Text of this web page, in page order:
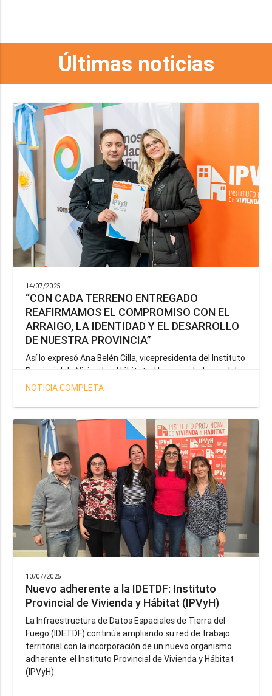
Últimas noticias
14/07/2025
“CON CADA TERRENO ENTREGADO
REAFIRMAMOS EL COMPROMISO CON EL
ARRAIGO, LA IDENTIDAD Y EL DESARROLLO
DE NUESTRA PROVINCIA”
Así lo expresó Ana Belén Cilla, vicepresidenta del Instituto
Provincial de Vivienda y Hábitat, al hacer un balance del
trabajo del organismo en el marco de la operatoria
salud y seguridad impulsada por el gobernador Gustavo
Melella.
NOTICIA COMPLETA
10/07/2025
Nuevo adherente a la IDETDF: Instituto
Provincial de Vivienda y Hábitat (IPVyH)
La Infraestructura de Datos Espaciales de Tierra del
Fuego (IDETDF) continúa ampliando su red de trabajo
territorial con la incorporación de un nuevo organismo
adherente: el Instituto Provincial de Vivienda y Hábitat
(IPVyH).